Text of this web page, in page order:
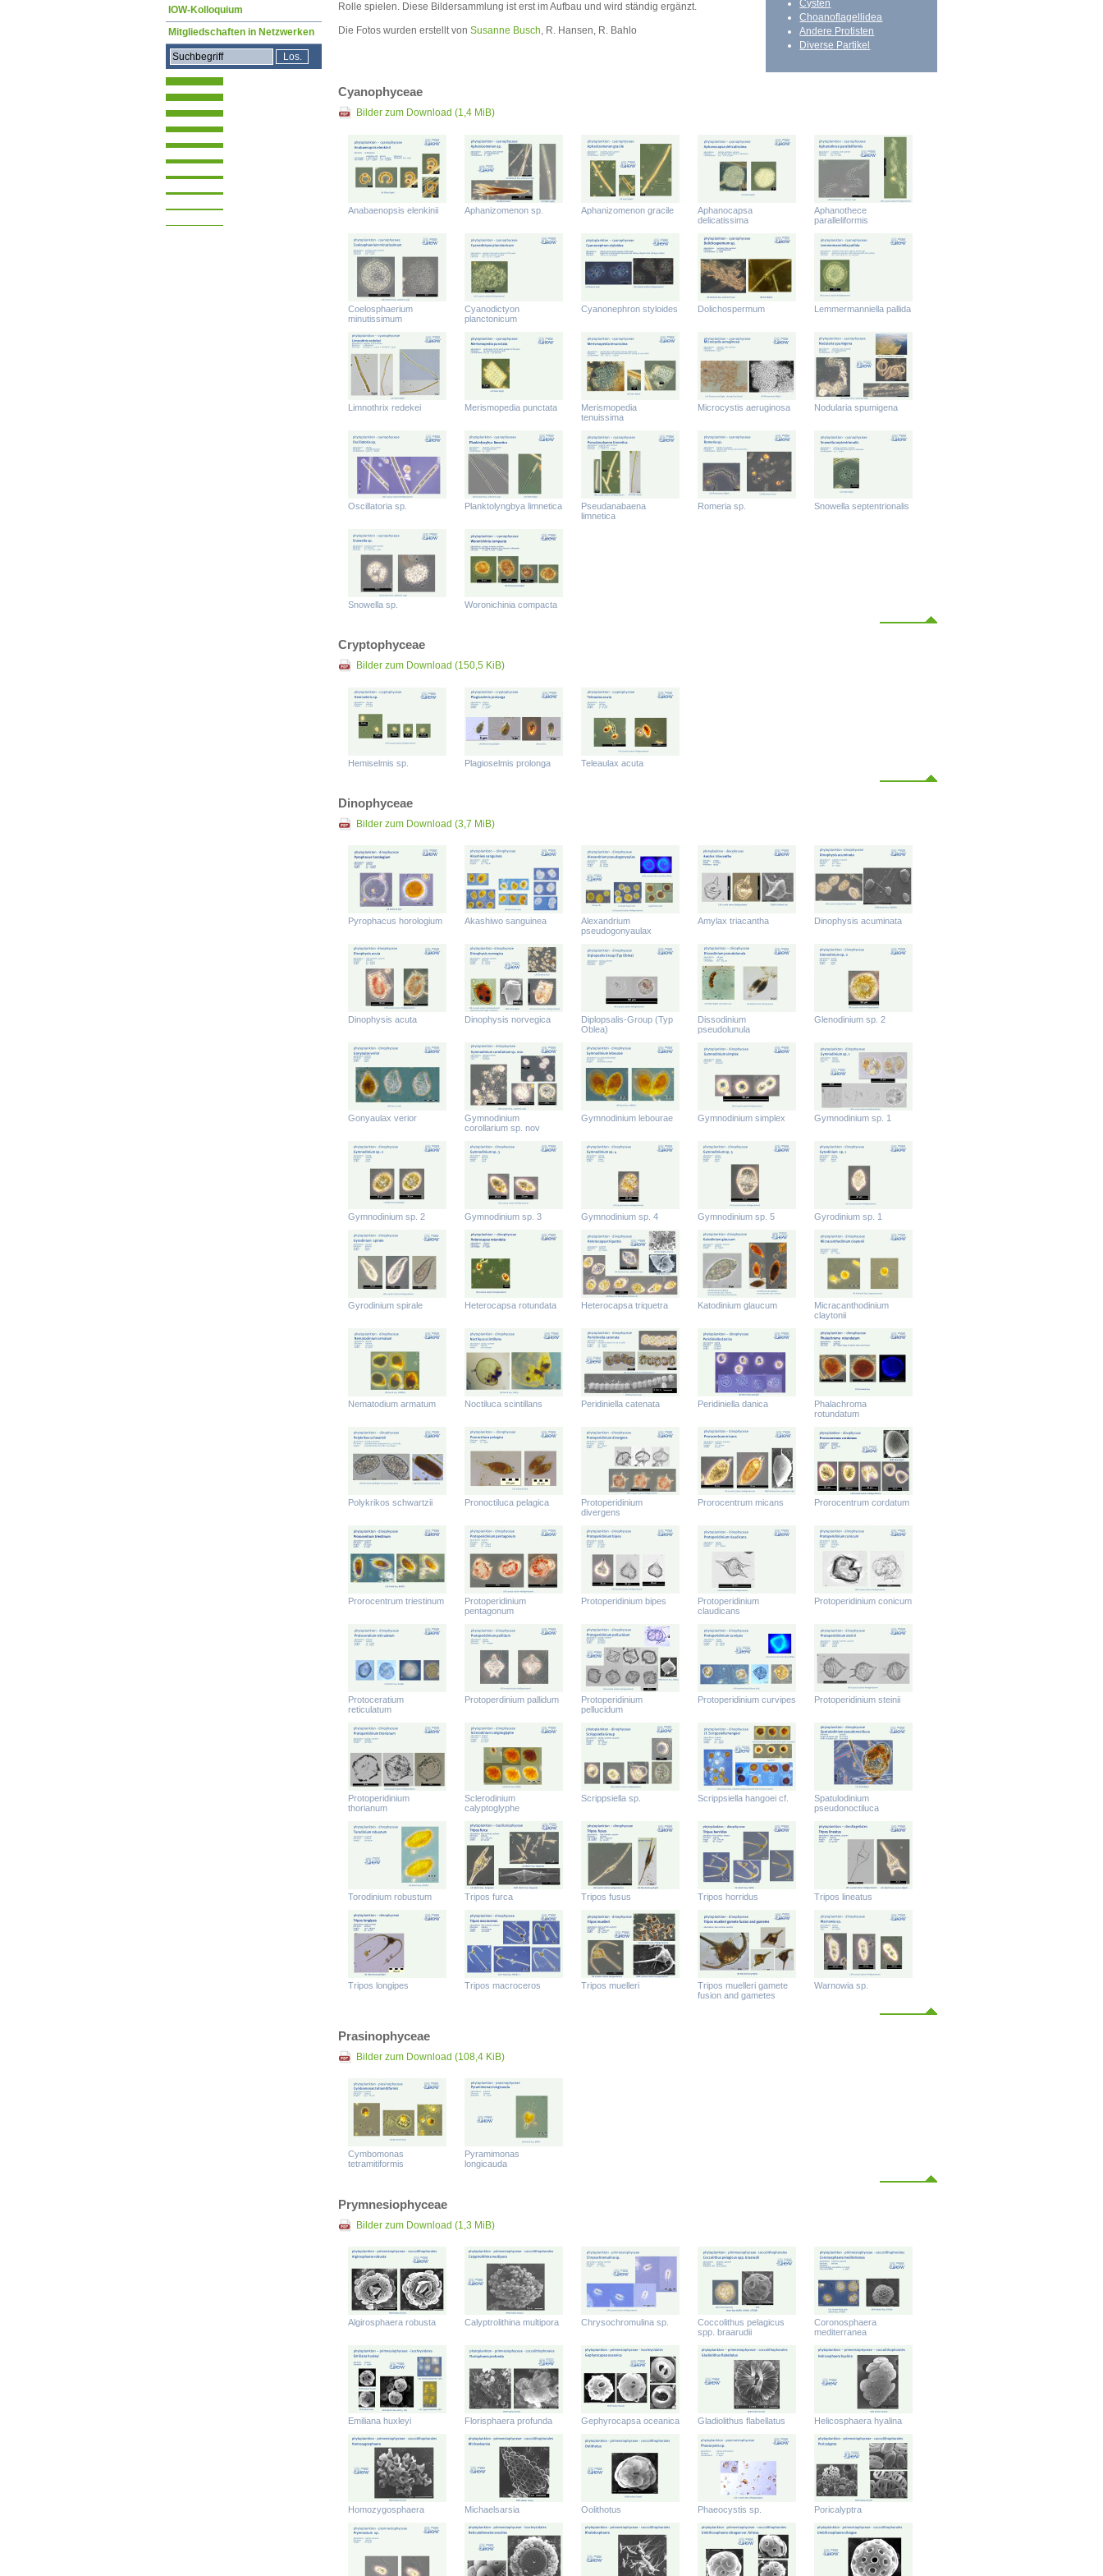
Rolle spielen. Diese Bildersammlung ist erst im Aufbau und wird ständig ergänzt.
Die Fotos wurden erstellt von Susanne Busch, R. Hansen, R. Bahlo
Cysten
Choanoflagellidea
Andere Protisten
Diverse Partikel
Cyanophyceae
Bilder zum Download (1,4 MiB)
Anabaenopsis elenkinii Aphanizomenon sp. Aphanizomenon gracile
Aphanocapsa
delicatissima
Aphanothece
paralleliformis
Coelosphaerium
minutissimum
Cyanodictyon
planctonicum
Cyanonephron styloides Dolichospermum Lemmermanniella pallida
Limnothrix redekei Merismopedia punctata
Merismopedia
tenuissima
Microcystis aeruginosa Nodularia spumigena
Oscillatoria sp. Planktolyngbya limnetica
Pseudanabaena
limnetica
Romeria sp. Snowella septentrionalis
Snowella sp. Woronichinia compacta
Cryptophyceae
Bilder zum Download (150,5 KiB)
Hemiselmis sp. Plagioselmis prolonga Teleaulax acuta
Dinophyceae
Bilder zum Download (3,7 MiB)
Pyrophacus horologium Akashiwo sanguinea
Alexandrium
pseudogonyaulax
Amylax triacantha Dinophysis acuminata
Dinophysis acuta Dinophysis norvegica
Diplopsalis-Group (Typ
Oblea)
Dissodinium
pseudolunula
Glenodinium sp. 2
Gonyaulax verior
Gymnodinium
corollarium sp. nov
Gymnodinium lebourae Gymnodinium simplex Gymnodinium sp. 1
Gymnodinium sp. 2 Gymnodinium sp. 3 Gymnodinium sp. 4 Gymnodinium sp. 5 Gyrodinium sp. 1
Gyrodinium spirale Heterocapsa rotundata Heterocapsa triquetra Katodinium glaucum
Micracanthodinium
claytonii
Nematodium armatum Noctiluca scintillans Peridiniella catenata Peridiniella danica
Phalachroma
rotundatum
Polykrikos schwartzii Pronoctiluca pelagica
Protoperidinium
divergens
Prorocentrum micans Prorocentrum cordatum
Prorocentrum triestinum
Protoperidinium
pentagonum
Protoperidinium bipes
Protoperidinium
claudicans
Protoperidinium conicum
Protoceratium
reticulatum
Protoperdinium pallidum
Protoperidinium
pellucidum
Protoperidinium curvipes Protoperidinium steinii
Protoperidinium
thorianum
Sclerodinium
calyptoglyphe
Scrippsiella sp. Scrippsiella hangoei cf.
Spatulodinium
pseudonoctiluca
Torodinium robustum Tripos furca Tripos fusus Tripos horridus Tripos lineatus
Tripos longipes Tripos macroceros Tripos muelleri
Tripos muelleri gamete
fusion and gametes
Warnowia sp.
Prasinophyceae
Bilder zum Download (108,4 KiB)
Cymbomonas
tetramitiformis
Pyramimonas
longicauda
Prymnesiophyceae
Bilder zum Download (1,3 MiB)
Algirosphaera robusta Calyptrolithina multipora Chrysochromulina sp.
Coccolithus pelagicus
spp. braarudii
Coronosphaera
mediterranea
Emiliana huxleyi Florisphaera profunda Gephyrocapsa oceanica Gladiolithus flabellatus Helicosphaera hyalina
Homozygosphaera Michaelsarsia Oolithotus Phaeocystis sp. Poricalyptra
IOW-Kolloquium
Mitgliedschaften in Netzwerken